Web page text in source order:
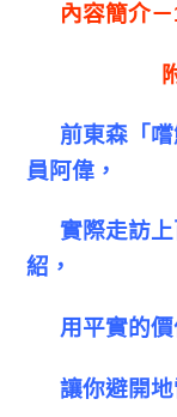
內容簡介－
前東森「
員阿偉，
實際走訪
紹，
用平實的
讓你避開